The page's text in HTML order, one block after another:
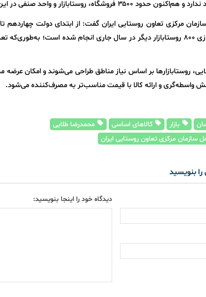
۳۵۰۰ فروشگاه، روستابازار و واحد صنفی در این شبکه فعال است.
برای راه‌اندازی ۸۰۰ روستابازار دیگر در سال جاری انجام شده است؛
روستابازارها بر اساس نیاز مناطق طراحی می‌شوند و امکان
واسطه‌گری و ارائه کالا با قیمت مناسب‌تر به مصرف‌کننده می‌شود.
بازار کالاهای اساسی
محمدرضا طلایی
سازمان مرکزی تعاون روستایی ایران
را بنویسید
دیدگاه خود را اینجا بنویسید: